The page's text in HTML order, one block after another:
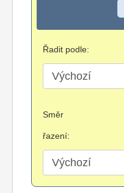
Řadit podle:
Směr
řazení: